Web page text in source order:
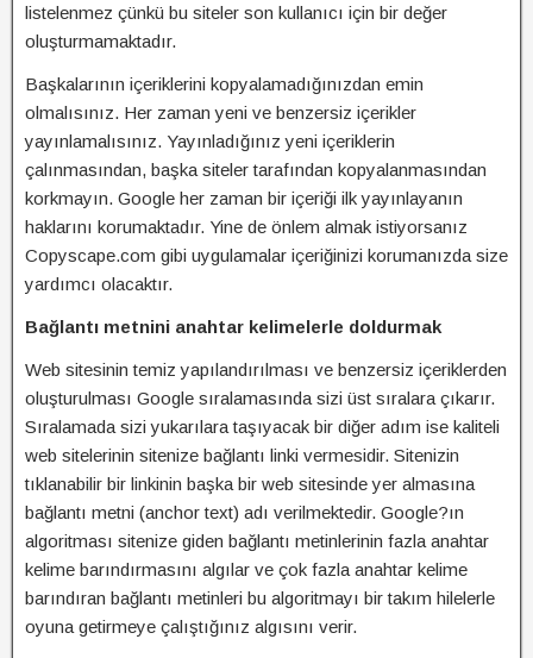
listelenmez çünkü bu siteler son kullanıcı için bir değer
oluşturmamaktadır.
Başkalarının içeriklerini kopyalamadığınızdan emin
olmalısınız. Her zaman yeni ve benzersiz içerikler
yayınlamalısınız. Yayınladığınız yeni içeriklerin
çalınmasından, başka siteler tarafından kopyalanmasından
korkmayın. Google her zaman bir içeriği ilk yayınlayanın
haklarını korumaktadır. Yine de önlem almak istiyorsanız
Copyscape.com gibi uygulamalar içeriğinizi korumanızda size
yardımcı olacaktır.
Bağlantı metnini anahtar kelimelerle doldurmak
Web sitesinin temiz yapılandırılması ve benzersiz içeriklerden
oluşturulması Google sıralamasında sizi üst sıralara çıkarır.
Sıralamada sizi yukarılara taşıyacak bir diğer adım ise kaliteli
web sitelerinin sitenize bağlantı linki vermesidir. Sitenizin
tıklanabilir bir linkinin başka bir web sitesinde yer almasına
bağlantı metni (anchor text) adı verilmektedir. Google?ın
algoritması sitenize giden bağlantı metinlerinin fazla anahtar
kelime barındırmasını algılar ve çok fazla anahtar kelime
barındıran bağlantı metinleri bu algoritmayı bir takım hilelerle
oyuna getirmeye çalıştığınız algısını verir.